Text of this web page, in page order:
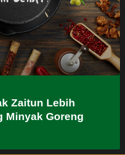
Zaitun Lebih
Minyak Goreng